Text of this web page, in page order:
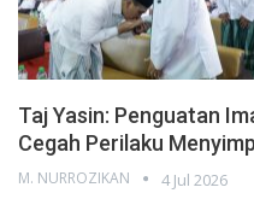
Taj Yasin: Penguatan
Cegah Perilaku
M. NURROZIKAN 4 Jul 2026